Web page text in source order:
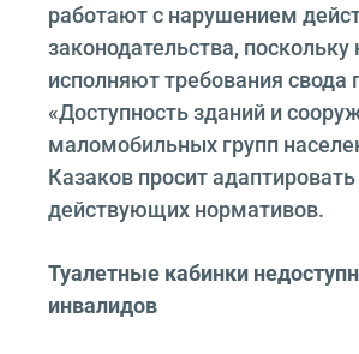
работают с нарушением
законодательства, поскольку
исполняют требования свода
«Доступность зданий и
маломобильных групп
Казаков просит
действующих нормативов.
Туалетные кабинки
инвалидов